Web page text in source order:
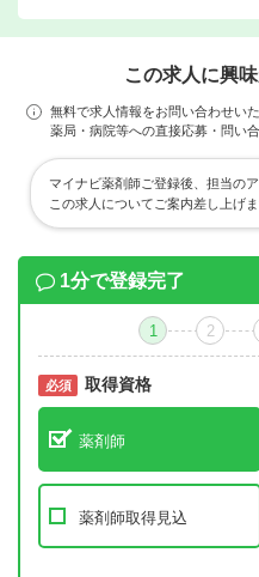
この求人に興
無料で求人情報をお問い合わせいた
薬局・病院等への直接応募・問い
マイナビ薬剤師ご登録後、担当の
この求人についてご案内差し上げま
1分で登録完了
1 2
必須 取得資格
薬剤師
薬剤師取得見込